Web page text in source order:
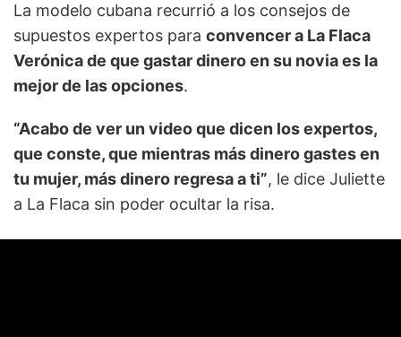
La modelo cubana recurrió a los consejos de
supuestos expertos para convencer a La Flaca
Verónica de que gastar dinero en su novia es la
mejor de las opciones.
“Acabo de ver un video que dicen los expertos,
que conste, que mientras más dinero gastes en
tu mujer, más dinero regresa a ti”, le dice Juliette
a La Flaca sin poder ocultar la risa.